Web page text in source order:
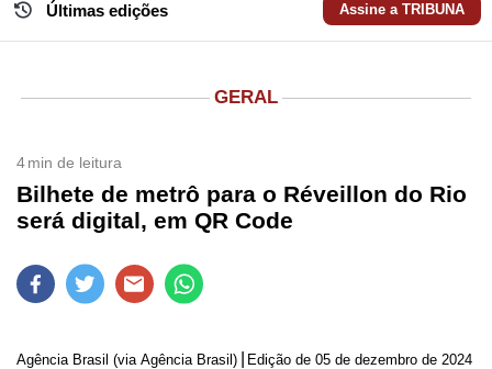
Últimas edições Assine a TRIBUNA
GERAL
4min de leitura
Bilhete de metrô para o Réveillon do Rio
será digital, em QR Code
Agência Brasil (via Agência Brasil) Edição de 05 de dezembro de 2024